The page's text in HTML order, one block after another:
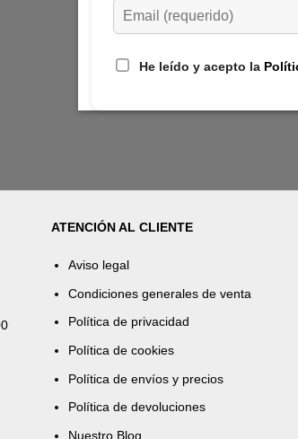
He leído y acepto la
ATENCIÓN AL CLIENTE
Aviso legal
Condiciones generales de venta
Política de privacidad
Política de cookies
Política de envíos y precios
Política de devoluciones
Nuestro Blog